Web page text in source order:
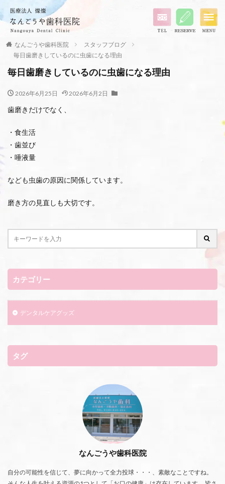
なんごうや歯科医院
スタッフブログ
毎日歯磨きしているのに虫歯になる理由
毎日歯磨きしているのに虫歯になる理由
2026年6月25日 2026年6月2日
歯磨きだけでなく、
・食生活
・歯並び
・唾液量
なども虫歯の原因に関係しています。
磨き方の見直しも大切です。
カテゴリー
デンタルケアグッズ
タグ
なんごうや歯科医院
自分の可能性を信じて、夢に向かって全力投球・・・、素敵なことですね。